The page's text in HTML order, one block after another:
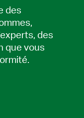
des
des
que vous